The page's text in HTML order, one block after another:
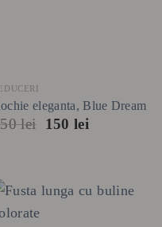
eleganta, Blue Dream
lei
Prețul
350 lei.
150lei